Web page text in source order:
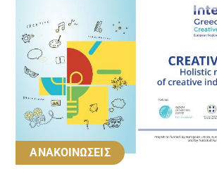
ΑΝΑΚΟΙΝΩΣΕΙΣ